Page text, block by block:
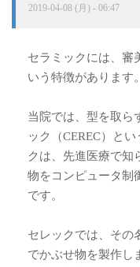
2019-04-08 (月) - 06:47
セラミックには、審
いう特徴があります。
当院では、型を取ら
ック（CEREC）と
クは、先進医療で知
物をコンピュータ制
です。
セレックでは、その
でかぶせ物を製作し